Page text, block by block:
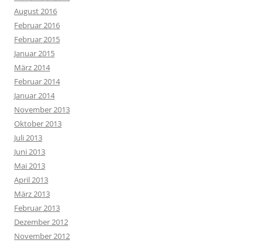
August 2016
Februar 2016
Februar 2015
Januar 2015
März 2014
Februar 2014
Januar 2014
November 2013
Oktober 2013
Juli 2013
Juni 2013
Mai 2013
April 2013
März 2013
Februar 2013
Dezember 2012
November 2012